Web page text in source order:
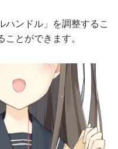
ハンドル」を調整するこ
とができます。